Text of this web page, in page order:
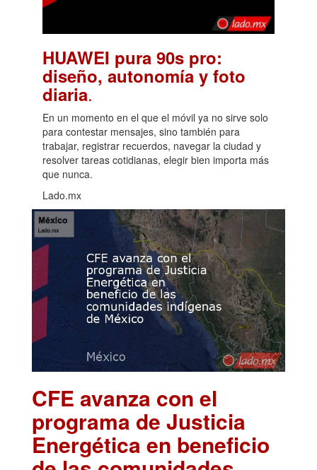
HUAWEI pura 90s pro:
diseño, autonomía y foto
diaria.
En un momento en el que el móvil ya no sirve solo
para contestar mensajes, sino también para
trabajar, registrar recuerdos, navegar la ciudad y
resolver tareas cotidianas, elegir bien importa más
que nunca.
Lado.mx
CFE avanza con el
programa de Justicia
Energética en beneficio